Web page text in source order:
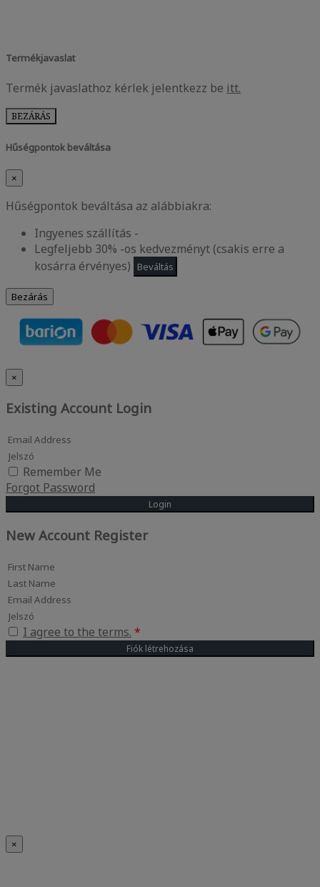
Termékjavaslat
Termék javaslathoz kérlek jelentkezz be itt.
BEZÁRÁS
Hűségpontok beváltása
×
Hűségpontok beváltása az alábbiakra:
Ingyenes szállítás -
Legfeljebb 30% -os kedvezményt (csakis erre a
kosárra érvényes)
Beváltás
Bezárás
×
Existing Account Login
Remember Me
Forgot Password
Login
New Account Register
I agree to the terms. *
Fiók létrehozása
×